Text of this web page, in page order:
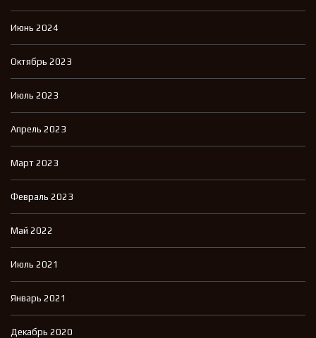
Июнь 2024
Октябрь 2023
Июль 2023
Апрель 2023
Март 2023
Февраль 2023
Май 2022
Июль 2021
Январь 2021
Декабрь 2020